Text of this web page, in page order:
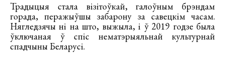
Традыцыя стала візітоўкай, галоўным брэндам
горада, перажыўшы забарону за савецкім часам.
Нягледзячы ні на што, выжыла, і ў 2019 годзе была
ўключаная ў спіс нематэрыяльнай культурнай
спадчыны Беларусі.